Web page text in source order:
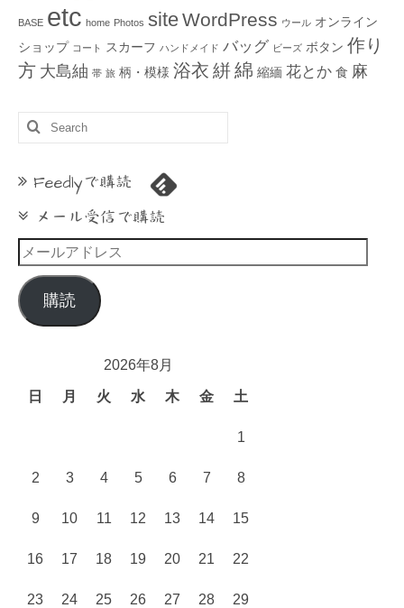
BASE etc home Photos siteWordPress ウール オンライン
ショップ コート スカーフ ハンドメイド バッグ ビーズ ボタン 作り
方 大島紬 帯 旅 柄・模様 浴衣 絣綿 縮緬 花とか 食 麻
Search
for:
Feedlyで購読
メール受信で購読
メ
ー
ル
ア
購読
2026年8月
日 月 火 水 木 金 土
1
2 3 4 5 6 7 8
9 10 11 12 13 14 15
16 17 18 19 20 21 22
23 24 25 26 27 28 29